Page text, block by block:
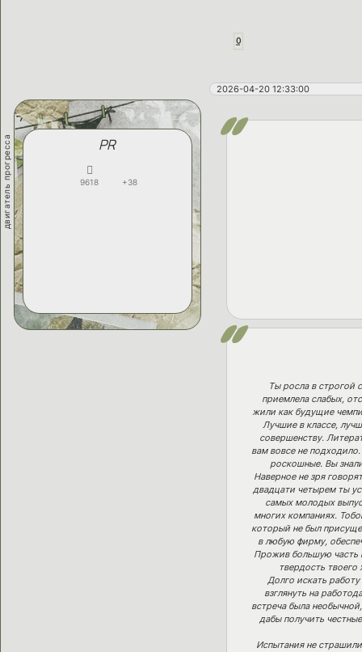
0
2026-04-20 12:33:00
двигатель прогресса PR
9618 +38
Ты росла в строгой
приемлела слабых,
жили как будущие
Лучшие в классе,
совершенству.
вам вовсе не
роскошные. Вы
Наверное не зря
двадцати четырем ты
самых молодых
многих компаниях.
который не был
в любую фирму,
Прожив большую часть
твердость
Долго искать
взглянуть на
встреча была
дабы получить
Испытания не